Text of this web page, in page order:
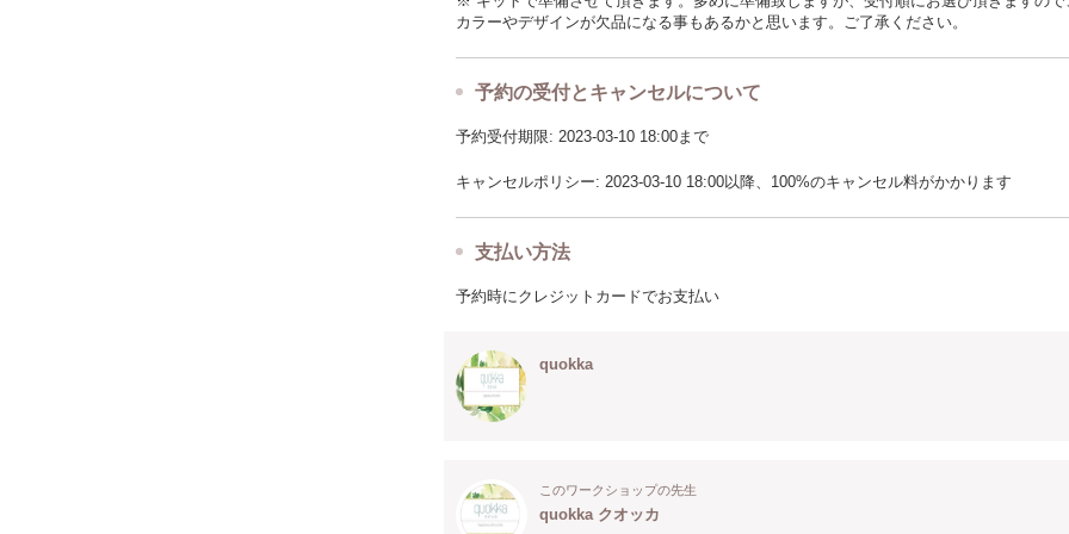
カラーやデザインが欠品になる事もあるかと思います。ご了承ください。
予約の受付とキャンセルについて
予約受付期限: 2023-03-10 18:00まで
キャンセルポリシー: 2023-03-10 18:00以降、100%のキャンセル料がかかります
支払い方法
予約時にクレジットカードでお支払い
quokka
このワークショップの先生
quokka クオッカ